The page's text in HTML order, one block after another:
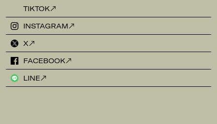
TIKTOK
INSTAGRAM
X
FACEBOOK
LINE